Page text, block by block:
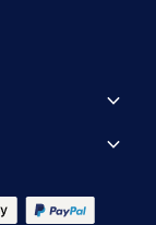
keyboard_arrow_down
keyboard_arrow_down